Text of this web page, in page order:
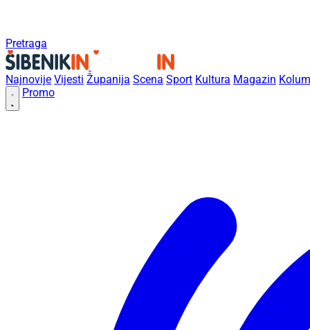
Pretraga
Najnovije Vijesti Županija Scena Sport Kultura Magazin
Promo